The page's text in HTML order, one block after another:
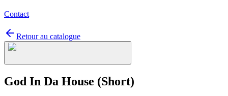
Contact
Retour au catalogue
God In Da House (Short)